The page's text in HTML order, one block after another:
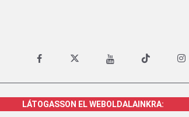
LÁTOGASSON EL WEBOLDALAINKRA: